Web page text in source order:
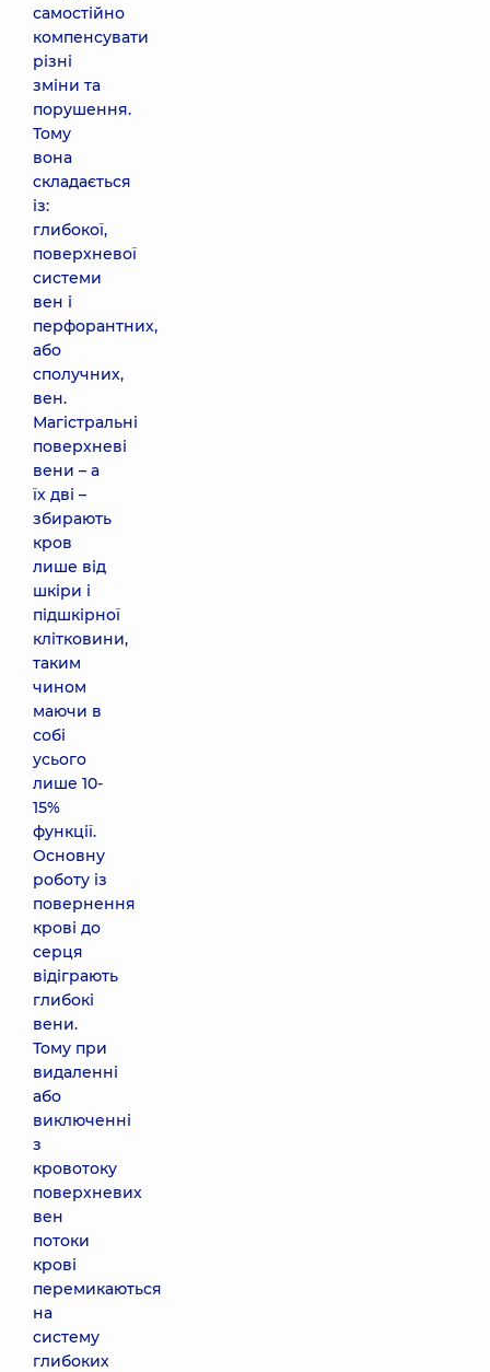
самостійно
компенсувати
різні
зміни та
порушення.
Тому
вона
складається
із:
глибокої,
поверхневої
системи
вен і
перфорантних,
або
сполучних,
вен.
Магістральні
поверхневі
вени – а
їх дві –
збирають
кров
лише від
шкіри і
підшкірної
клітковини,
таким
чином
маючи в
собі
усього
лише 10-
15%
функції.
Основну
роботу із
повернення
крові до
серця
відіграють
глибокі
вени.
Тому при
видаленні
або
виключенні
з
кровотоку
поверхневих
вен
потоки
крові
перемикаються
на
систему
глибоких